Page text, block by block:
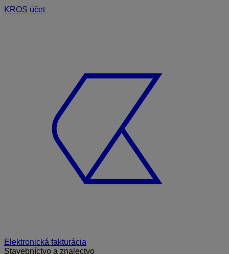
KROS účet
Elektronická fakturácia
Stavebníctvo a znalectvo